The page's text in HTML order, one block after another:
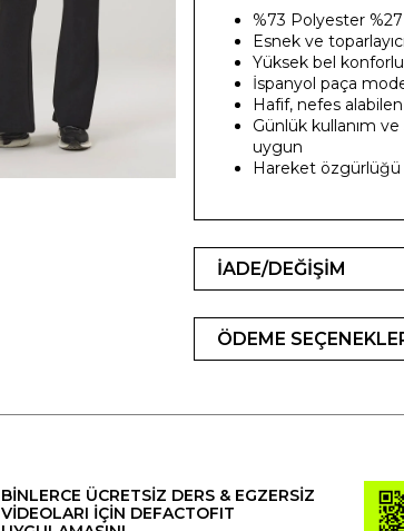
%73 Polyester
Esnek ve
Yüksek bel
İspanyol paça
Hafif, nefes
Günlük kullanım
uygun
Hareket özgürlüğü
İADE/DEĞİŞİM
ÖDEME
BİNLERCE ÜCRETSİZ DERS & EGZERSİZ
VİDEOLARI İÇİN DEFACTOFIT